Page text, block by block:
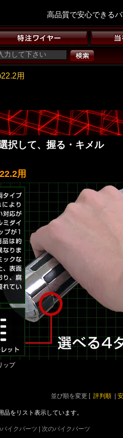
高品質で安心できる
用
択して、握る・キメル
用
ップ
並び順を変更 [ 評判順
品をリスト表示しています。
イクパーツ | 次のバイクパーツ